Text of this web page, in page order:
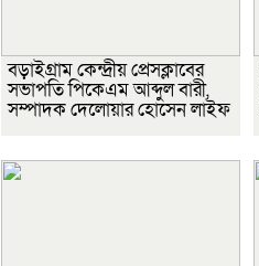
বড়াইগ্রাম কেন্দ্রীয় প্রেসক্লাবের
সভাপতি পিকেএম আব্দুল বারী,
সম্পাদক দেলোয়ার হোসেন লাইফ